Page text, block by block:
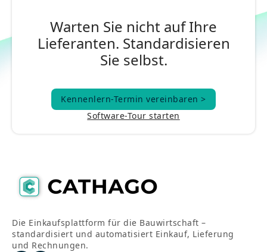
Warten Sie nicht auf Ihre
Lieferanten. Standardisieren
Sie selbst.
Kennenlern-Termin vereinbaren >
Kennenlern-Termin vereinbaren >
Software-Tour starten
Die Einkaufsplattform für die Bauwirtschaft –
standardisiert und automatisiert Einkauf, Lieferung
und Rechnungen.